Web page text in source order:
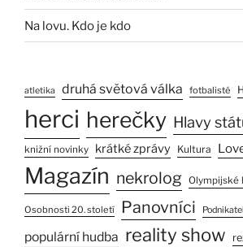
Na lovu. Kdo je kdo
atletika druhá světová válka fotbalisté
herci herečky Hlavy
knižní novinky krátké zprávy Kultura
Magazín nekrolog Olympijské
Osobnosti 20. století Panovníci
populární hudba reality show